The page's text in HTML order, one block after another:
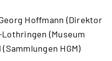
Hoffmann (Direktor
Lothringen (Museum
HGM)